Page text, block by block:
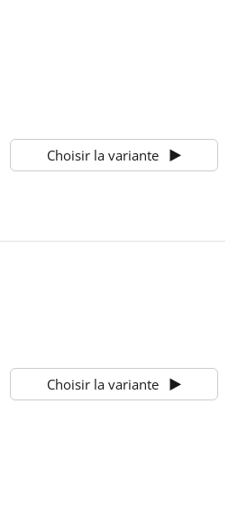
Choisir la variante
Choisir la variante